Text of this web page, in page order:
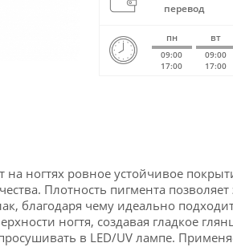
перевод
пн вт
09:00
17:00
09:00
17:00
на ногтях ровное устойчивое
Плотность пигмента позволяет
благодаря чему идеально
ногтя, создавая гладкое
в LED/UV лампе.